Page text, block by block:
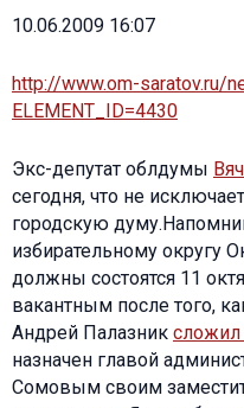
10.06.2009 16:07
http://www.om-saratov.ru/
ELEMENT_ID=4430
Экс-депутат облдумы
сегодня, что не
городскую
избирательному округу
должны состоятся 11
вакантным после того,
Андрей Палазник сложил
назначен главой
Сомовым своим